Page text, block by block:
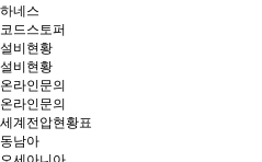
하네스
코드스토퍼
설비현황
설비현황
온라인문의
온라인문의
세계전압현황표
동남아